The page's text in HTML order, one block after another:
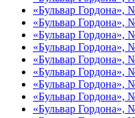
«Бульвар Гордона»,
«Бульвар Гордона»,
«Бульвар Гордона»,
«Бульвар Гордона»,
«Бульвар Гордона»,
«Бульвар Гордона»,
«Бульвар Гордона»,
«Бульвар Гордона»,
«Бульвар Гордона»,